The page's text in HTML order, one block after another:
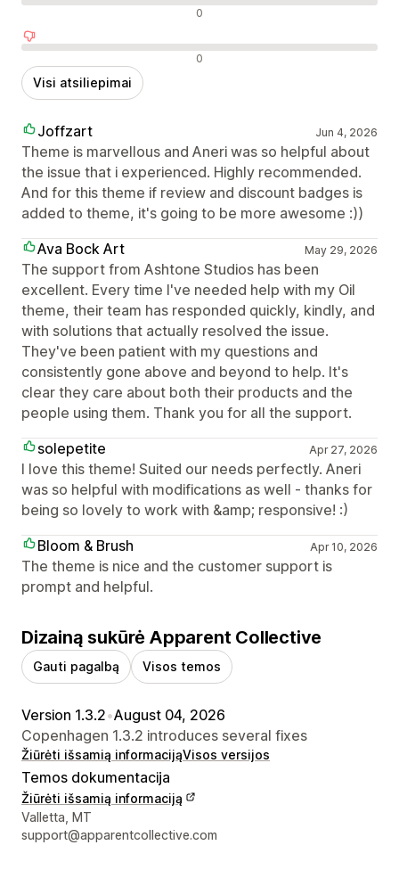
Neutralūs atsiliepimai 0
Neigiami atsiliepimai 0
Visi atsiliepimai
Joffzart Jun 4, 2026
Theme is marvellous and Aneri was so helpful about
the issue that i experienced. Highly recommended.
And for this theme if review and discount badges is
added to theme, it's going to be more awesome :))
Ava Bock Art
May 29, 2026
The support from Ashtone Studios has been
excellent. Every time I've needed help with my Oil
theme, their team has responded quickly, kindly, and
with solutions that actually resolved the issue.
They've been patient with my questions and
consistently gone above and beyond to help. It's
clear they care about both their products and the
people using them. Thank you for all the support.
solepetite
Apr 27, 2026
I love this theme! Suited our needs perfectly. Aneri
was so helpful with modifications as well - thanks for
being so lovely to work with &amp; responsive! :)
Bloom & Brush
Apr 10, 2026
The theme is nice and the customer support is
prompt and helpful.
Dizainą sukūrė Apparent Collective
Gauti pagalbą Visos temos
Version 1.3.2•August 04, 2026
Copenhagen 1.3.2 introduces several fixes
Žiūrėti išsamią informacijąVisos versijos
Temos dokumentacija
Žiūrėti išsamią informaciją
Kūrėjo kontaktiniai duomenys
Valletta, MT
support@apparentcollective.com